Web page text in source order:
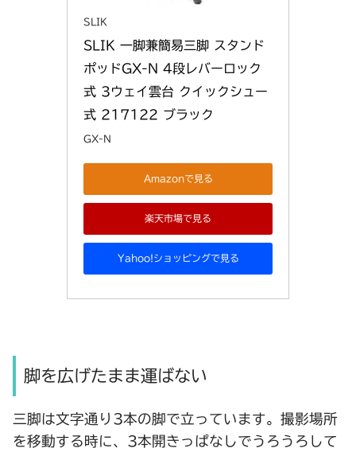
SLIK
SLIK 一脚兼簡易三脚 スタンド
ポッドGX-N 4段レバーロック
式 3ウェイ雲台 クイックシュー
式 217122 ブラック
GX-N
Amazonで見る
楽天市場で見る
Yahoo!ショッピングで見る
脚を広げたまま運ばない
三脚は文字通り3本の脚で立っています。撮影場所
を移動する時に、3本開きっぱなしでうろうろして